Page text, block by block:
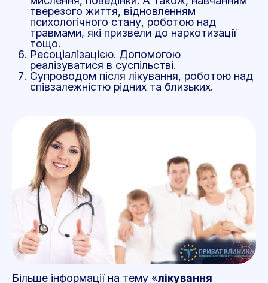
тверезого життя, відновленням
психологічного стану, роботою над
травмами, які призвели до наркотизації
тощо.
Ресоціалізацією. Допомогою
реалізуватися в суспільстві.
Супроводом після лікування, роботою над
співзалежністю рідних та близьких.
Більше інформації на тему «лікування